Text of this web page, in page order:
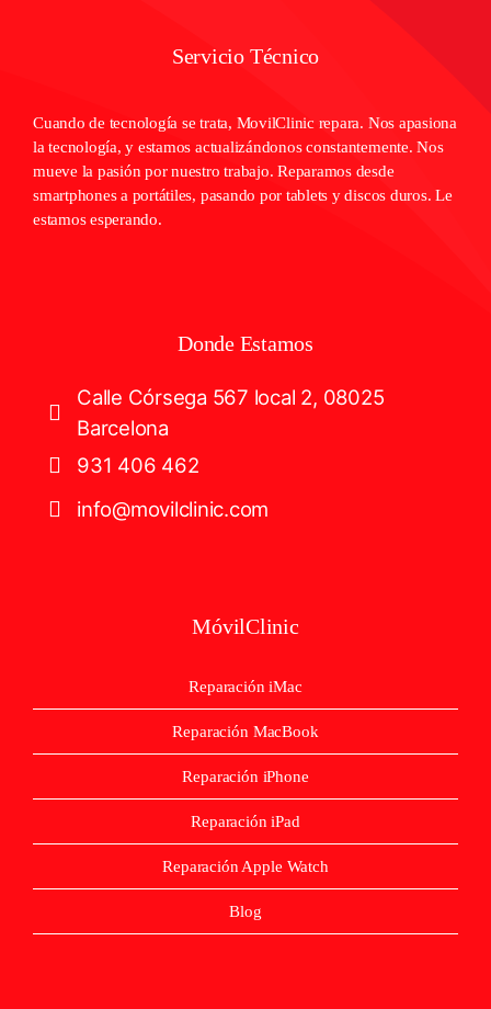
Servicio Técnico
Cuando de tecnología se trata, MovilClinic repara. Nos apasiona
la tecnología, y estamos actualizándonos constantemente. Nos
mueve la pasión por nuestro trabajo. Reparamos desde
smartphones a portátiles, pasando por tablets y discos duros. Le
estamos esperando.
Donde Estamos
Calle Córsega 567 local 2, 08025
Barcelona
931 406 462
info@movilclinic.com
MóvilClinic
Reparación iMac
Reparación MacBook
Reparación iPhone
Reparación iPad
Reparación Apple Watch
Blog